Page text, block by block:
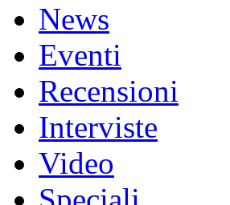
News
Eventi
Recensioni
Interviste
Video